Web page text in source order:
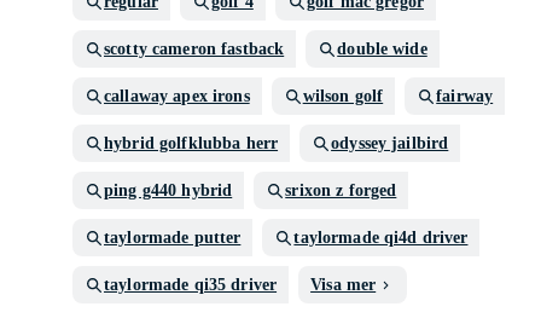
scotty cameron fastback double wide
callaway apex irons wilson golf fairway
hybrid golfklubba herr odyssey jailbird
ping g440 hybrid srixon z forged
taylormade putter taylormade qi4d driver
taylormade qi35 driver Visa mer